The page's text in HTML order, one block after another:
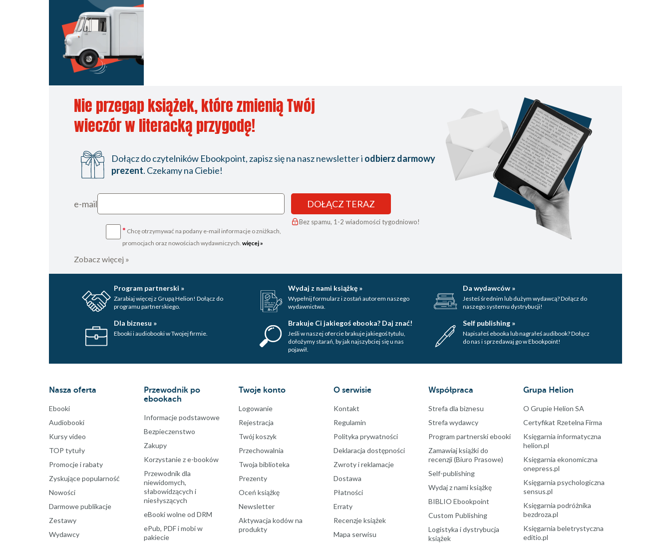
Nie przegap książek, które zmienią Twój
wieczór w literacką przygodę!
Dołącz do czytelników Ebookpoint, zapisz się na nasz newsletter i odbierz darmowy
prezent. Czekamy na Ciebie!
e-mail
* Chcę otrzymywać na podany e-mail informacje o zniżkach,
promocjach oraz nowościach wydawniczych. więcej »
DOŁĄCZ TERAZ
Bez spamu, 1-2 wiadomości tygodniowo!
Zobacz więcej »
Program partnerski »
Zarabiaj więcej z Grupą Helion! Dołącz do
programu partnerskiego.
Wydaj z nami książkę »
Wypełnij formularz i zostań autorem naszego
wydawnictwa.
Da wydawców »
Jesteś średnim lub dużym wydawcą? Dołącz do
naszego systemu dystrybucji!
Dla biznesu »
Ebooki i audiobooki w Twojej firmie.
Brakuje Ci jakiegoś ebooka? Daj znać!
Jeśli w naszej ofercie brakuje jakiegoś tytulu,
dołożymy starań, by jak najszybciej się u nas
pojawił.
Self publishing »
Napisałeś ebooka lub nagrałeś audibook? Dołącz
do nas i sprzedawaj go w Ebookpoint!
Nasza oferta
Ebooki
Audiobooki
Kursy video
TOP tytuły
Promocje i rabaty
Zyskujące popularność
Nowości
Darmowe publikacje
Zestawy
Wydawcy
Przewodnik po
ebookach
Informacje podstawowe
Bezpieczenstwo
Zakupy
Korzystanie z e-booków
Przewodnik dla
niewidomych,
słabowidzących i
niesłyszących
eBooki wolne od DRM
ePub, PDF i mobi w
pakiecie
Twoje konto
Logowanie
Rejestracja
Twój koszyk
Przechowalnia
Twoja biblioteka
Prezenty
Oceń książkę
Newsletter
Aktywacja kodów na
produkty
O serwisie
Kontakt
Regulamin
Polityka prywatności
Deklaracja dostępności
Zwroty i reklamacje
Dostawa
Płatności
Erraty
Recenzje książek
Mapa serwisu
Współpraca
Strefa dla biznesu
Strefa wydawcy
Program partnerski ebooki
Zamawiaj książki do
recenzji (Biuro Prasowe)
Self-publishing
Wydaj z nami książkę
BIBLIO Ebookpoint
Custom Publishing
Logistyka i dystrybucja
książek
Grupa Helion
O Grupie Helion SA
Certyfikat Rzetelna Firma
Księgarnia informatyczna
helion.pl
Księgarnia ekonomiczna
onepress.pl
Księgarnia psychologiczna
sensus.pl
Księgarnia podróżnika
bezdroza.pl
Księgarnia beletrystyczna
editio.pl